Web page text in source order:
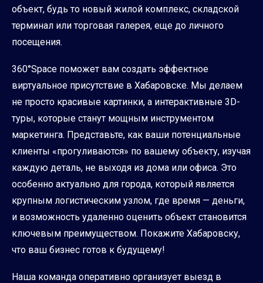
объект, будь то новый жилой комплекс, складской
терминал или торговая галерея, еще до личного
посещения.
360°Space поможет вам создать эффектное
виртуальное присутствие в Хабаровске. Мы делаем
не просто красивые картинки, а интерактивные 3D-
туры, которые станут мощным инструментом
маркетинга. Представьте, как ваши потенциальные
клиенты «прогуливаются» по вашему объекту, изучая
каждую деталь, не выходя из дома или офиса. Это
особенно актуально для города, который является
крупным логистическим узлом, где время — деньги,
и возможность удаленно оценить объект становится
ключевым преимуществом. Покажите Хабаровску,
что ваш бизнес готов к будущему!
Наша команда оперативно организует выезд в